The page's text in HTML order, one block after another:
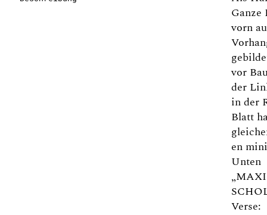
Ganze
vorn
vor
der
in der
Blatt
en
Unten
Verse: